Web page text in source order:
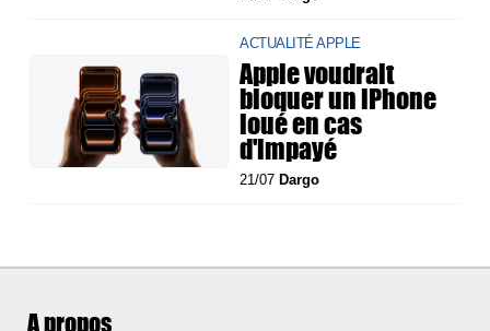
ACTUALITÉ APPLE
Apple voudrait
bloquer un iPhone
loué en cas
d'impayé
21/07 Dargo